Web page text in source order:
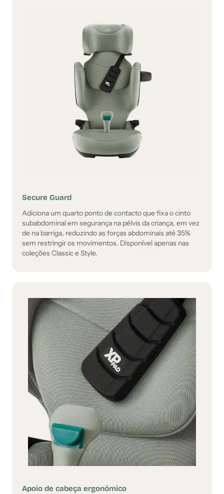
Secure Guard
Adiciona um quarto ponto de contacto que fixa o cinto
subabdominal em segurança na pélvis da criança, em vez
de na barriga, reduzindo as forças abdominais até 35%
sem restringir os movimentos. Disponível apenas nas
coleções Classic e Style.
Apoio de cabeça ergonómico